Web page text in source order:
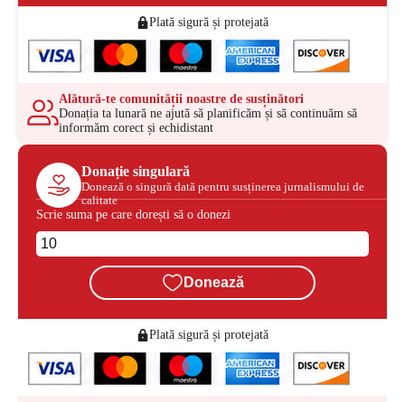
Plată sigură și protejată
Alătură-te comunității noastre de susținători
Donația ta lunară ne ajută să planificăm și să continuăm să
informăm corect și echidistant
Donație singulară
Donează o singură dată pentru susținerea jurnalismului de
calitate
Scrie suma pe care dorești să o donezi
Donează
Plată sigură și protejată